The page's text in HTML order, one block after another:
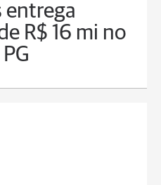
entrega
R$ 16 mi no